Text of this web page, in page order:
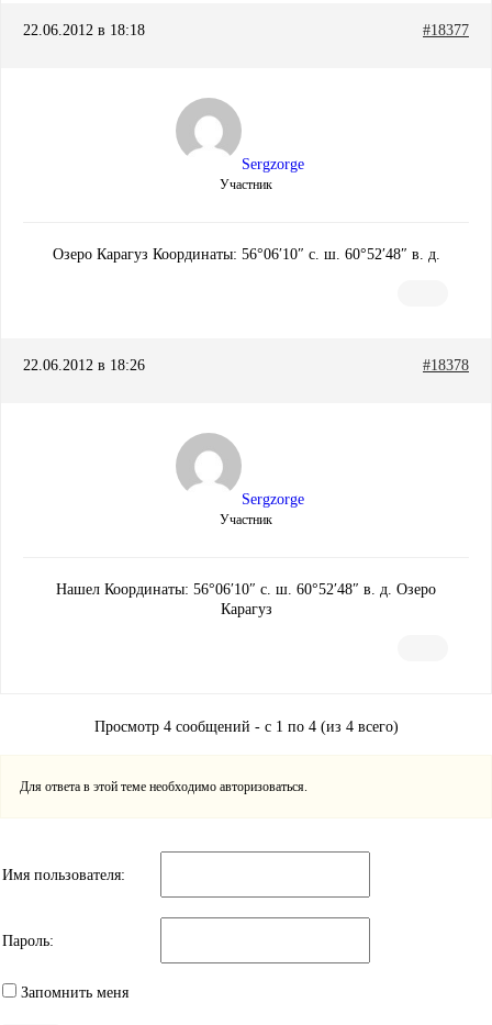
22.06.2012 в 18:18 #18377
Sergzorge
Участник
Озеро Карагуз Координаты: 56°06′10″ с. ш. 60°52′48″ в. д.
22.06.2012 в 18:26 #18378
Sergzorge
Участник
Нашел Координаты: 56°06′10″ с. ш. 60°52′48″ в. д. Озеро
Карагуз
Просмотр 4 сообщений - с 1 по 4 (из 4 всего)
Для ответа в этой теме необходимо авторизоваться.
Имя пользователя:
Пароль:
Запомнить меня